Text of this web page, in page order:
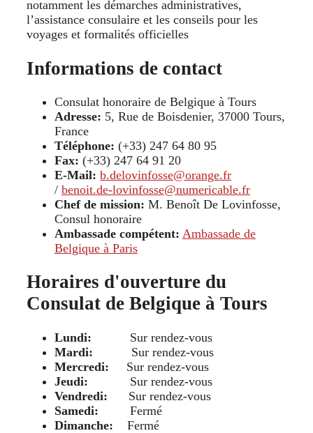
notamment les démarches administratives,
l’assistance consulaire et les conseils pour les
voyages et formalités officielles
Informations de contact
Consulat honoraire de Belgique à Tours
Adresse: 5, Rue de Boisdenier, 37000 Tours,
France
Téléphone: (+33) 247 64 80 95
Fax: (+33) 247 64 91 20
E-Mail: b.delovinfosse@orange.fr
/ benoit.de-lovinfosse@numericable.fr
Chef de mission: M. Benoît De Lovinfosse,
Consul honoraire
Ambassade compétent: Ambassade de
Belgique à Paris
Horaires d'ouverture du
Consulat de Belgique à Tours
Lundi: Sur rendez-vous
Mardi: Sur rendez-vous
Mercredi: Sur rendez-vous
Jeudi: Sur rendez-vous
Vendredi: Sur rendez-vous
Samedi: Fermé
Dimanche: Fermé